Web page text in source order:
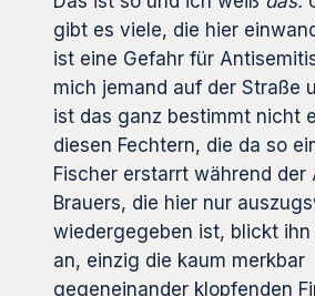
gibt es viele, die hier
ist eine Gefahr für
mich jemand auf der Straße
ist das ganz bestimmt nicht
diesen Fechtern, die da so
Fischer erstarrt während der
Brauers, die hier nur
wiedergegeben ist, blickt
an, einzig die kaum merkbar
gegeneinander klopfenden